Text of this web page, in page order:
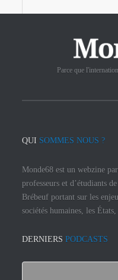
Parce que
QUI SOMMES NOUS ?
Monde68 est un webzine
professeurs et d’étudiants
Brébeuf portant sur les
sociétés humaines, les
DERNIERS PODCASTS